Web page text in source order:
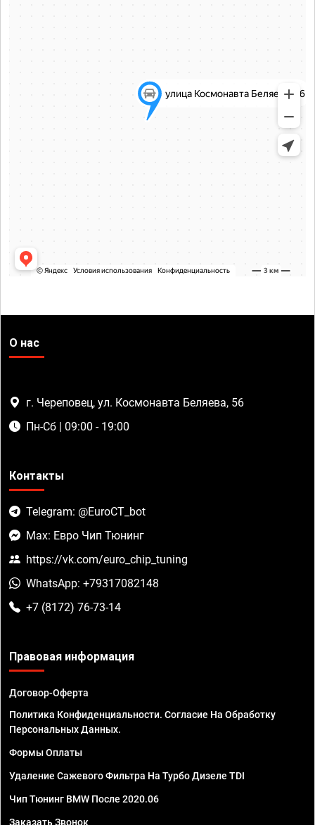
О нас
г. Череповец, ул. Космонавта Беляева, 56
Пн-Сб | 09:00 - 19:00
Контакты
Telegram: @EuroCT_bot
Max: Евро Чип Тюнинг
https://vk.com/euro_chip_tuning
WhatsApp: +79317082148
+7 (8172) 76-73-14
Правовая информация
Договор-Оферта
Политика Конфиденциальности. Согласие На Обработку
Персональных Данных.
Формы Оплаты
Удаление Сажевого Фильтра На Турбо Дизеле TDI
Чип Тюнинг BMW После 2020.06
Заказать Звонок